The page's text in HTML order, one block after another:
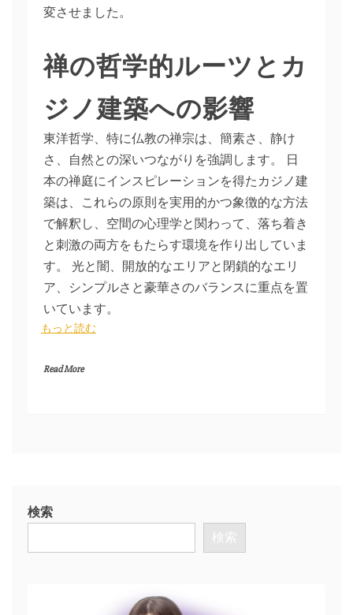
変させました。
禅の哲学的ルーツとカ
ジノ建築への影響
東洋哲学、特に仏教の禅宗は、簡素さ、静け
さ、自然との深いつながりを強調します。 日
本の禅庭にインスピレーションを得たカジノ建
築は、これらの原則を実用的かつ象徴的な方法
で解釈し、空間の心理学と関わって、落ち着き
と刺激の両方をもたらす環境を作り出していま
す。 光と闇、開放的なエリアと閉鎖的なエリ
ア、シンプルさと豪華さのバランスに重点を置
いています。
もっと読む
Read More
検索
検索